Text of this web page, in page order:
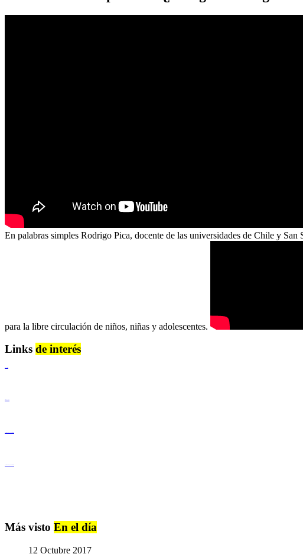
En palabras simples Rodrigo Pica, docente de las universidades de Chile y
para la libre circulación de niños, niñas y adolescentes.
Links de interés
Más visto En el día
12 Octubre 2017